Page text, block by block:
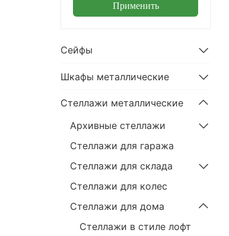
Применить
Сейфы
Шкафы металлические
Стеллажи металлические
Архивные стеллажи
Стеллажи для гаража
Стеллажи для склада
Стеллажи для колес
Стеллажи для дома
Стеллажи в стиле лофт